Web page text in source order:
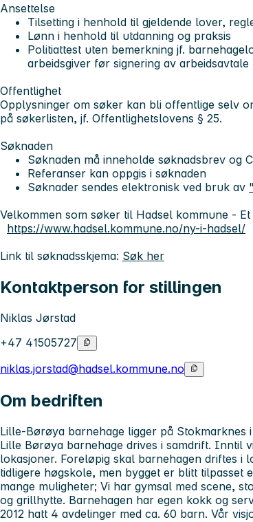
Ansettelse
Tilsetting i henhold til gjeldende lover,
Lønn i henhold til utdanning og praksis
Politiattest uten bemerkning jf.
arbeidsgiver før signering av arbeidsavtale
Offentlighet
Opplysninger om søker kan bli offentlige selv
på søkerlisten, jf. Offentlighetslovens § 25.
Søknaden
Søknaden må inneholde søknadsbrev og
Referanser kan oppgis i søknaden
Søknader sendes elektronisk ved bruk av
Velkommen som søker til Hadsel kommune -
https://www.hadsel.kommune.no/ny-i-hadsel/
Link til søknadsskjema: Søk her
Kontaktperson for stillingen
Niklas Jørstad
+47 41505727
niklas.jorstad@hadsel.kommune.no
Om bedriften
Lille-Børøya barnehage ligger på Stokmarknes
Lille Børøya barnehage drives i samdrift. Inntil
lokasjoner. Foreløpig skal barnehagen driftes
tidligere høgskole, men bygget er blitt tilpasset
mange muligheter; Vi har gymsal med scene,
og grillhytte. Barnehagen har egen kokk og
2012 hatt 4 avdelinger med ca. 60 barn. Vår